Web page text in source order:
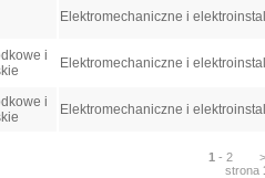
Elektromechaniczne i
i
Elektromechaniczne i
i
Elektromechaniczne i
1 - 2 >
strona